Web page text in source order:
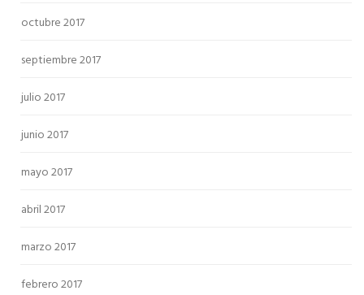
octubre 2017
septiembre 2017
julio 2017
junio 2017
mayo 2017
abril 2017
marzo 2017
febrero 2017